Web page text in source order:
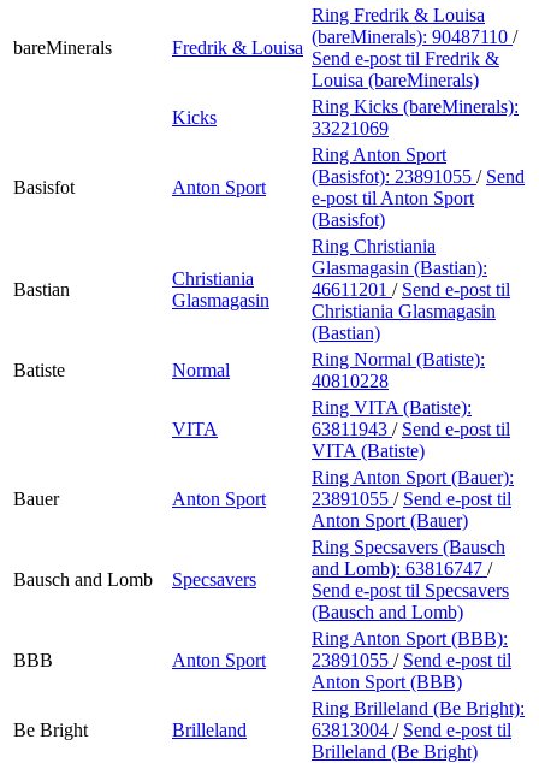
bareMinerals Fredrik & Louisa
Ring Fredrik & Louisa
(bareMinerals): 90487110 /
Send e-post til Fredrik &
Louisa (bareMinerals)
Kicks
Ring Kicks (bareMinerals):
33221069
Basisfot Anton Sport
Ring Anton Sport
(Basisfot): 23891055 / Send
e-post til Anton Sport
(Basisfot)
Bastian
Christiania
Glasmagasin
Ring Christiania
Glasmagasin (Bastian):
46611201 / Send e-post til
Christiania Glasmagasin
(Bastian)
Batiste
Normal
Ring Normal (Batiste):
40810228
VITA
Ring VITA (Batiste):
63811943 / Send e-post til
VITA (Batiste)
Bauer Anton Sport
Ring Anton Sport (Bauer):
23891055 / Send e-post til
Anton Sport (Bauer)
Bausch and Lomb Specsavers
Ring Specsavers (Bausch
and Lomb): 63816747 /
Send e-post til Specsavers
(Bausch and Lomb)
BBB Anton Sport
Ring Anton Sport (BBB):
23891055 / Send e-post til
Anton Sport (BBB)
Be Bright Brilleland
Ring Brilleland (Be Bright):
63813004 / Send e-post til
Brilleland (Be Bright)